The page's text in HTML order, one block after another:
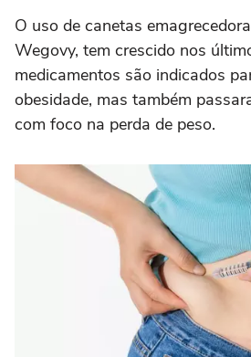
O uso de canetas
Wegovy, tem crescido nos
medicamentos são indicados
obesidade, mas também
com foco na perda de peso.